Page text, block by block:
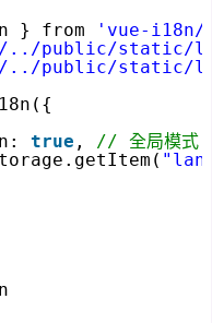
} from
'vue-
public/static/
public/static/
true , // 全局模式